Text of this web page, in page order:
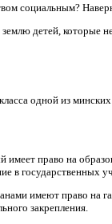
социальным?
детей, которые
одной из
имеет право на
в государственных
имеют право на
закрепления.